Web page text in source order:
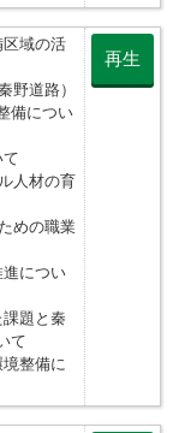
域の活
野道路）
備につい
人材の育
めの職業
につい
題と秦
て
整備に
再生